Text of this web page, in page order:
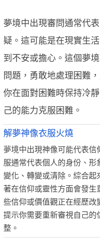
夢境中出現審問通常代
疑。這可能是在現實生
到不安或擔心。這個夢
問題，勇敢地處理困難
你在面對困難時保持冷
己的能力克服困難。
解夢神像衣服火燒
夢境中出現神像可能代表
服通常代表個人的身份、
變化、轉變或清除。綜合
著在信仰或靈性方面會發
些信仰或價值觀正在經歷改
提示你需要重新審視自己的
整。